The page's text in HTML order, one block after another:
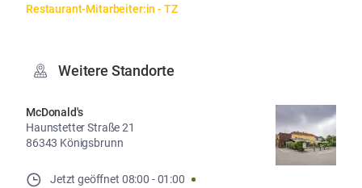
Restaurant-Mitarbeiter:in - TZ
Weitere Standorte
McDonald's
Haunstetter Straße 21
86343 Königsbrunn
Jetzt geöffnet 08:00 -01:00